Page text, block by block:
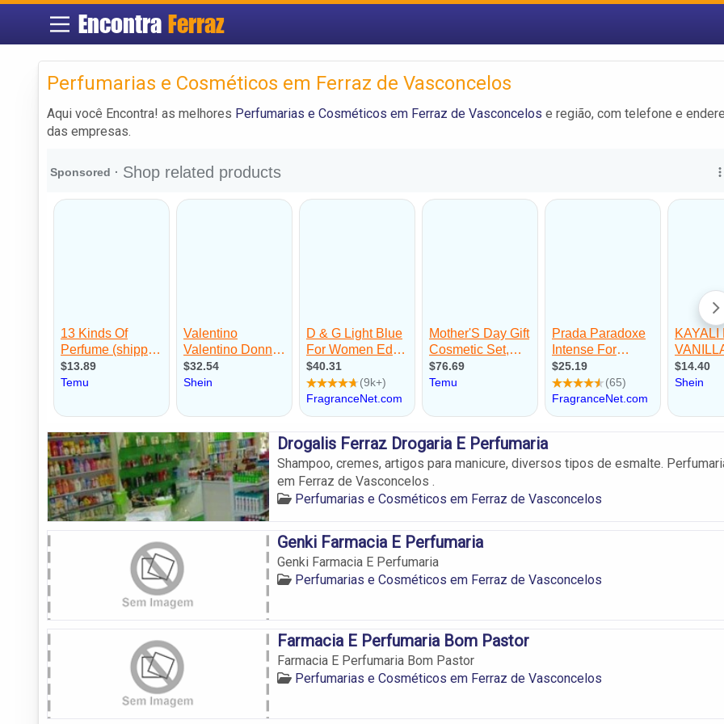
EncontraFerraz
Perfumarias e Cosméticos em Ferraz de Vasconcelos
Aqui você Encontra! as melhores Perfumarias e Cosméticos em Ferraz de Vasconcelos e região, com telefone e
das empresas.
Drogalis Ferraz Drogaria E Perfumaria
Shampoo, cremes, artigos para manicure, diversos tipos de esmalte.
em Ferraz de Vasconcelos .
Perfumarias e Cosméticos em Ferraz de Vasconcelos
Genki Farmacia E Perfumaria
Genki Farmacia E Perfumaria
Perfumarias e Cosméticos em Ferraz de Vasconcelos
Farmacia E Perfumaria Bom Pastor
Farmacia E Perfumaria Bom Pastor
Perfumarias e Cosméticos em Ferraz de Vasconcelos